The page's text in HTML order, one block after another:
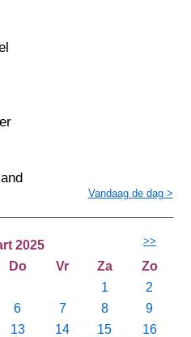
Vandaag de dag >
2025 >>
Do Vr Za
Zo
1
2
6 7 8
9
13 14 15
16